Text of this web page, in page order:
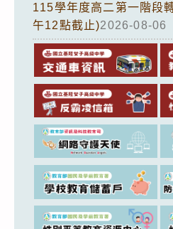
115學年度高二第一階段
午12點截止)2026-08-06